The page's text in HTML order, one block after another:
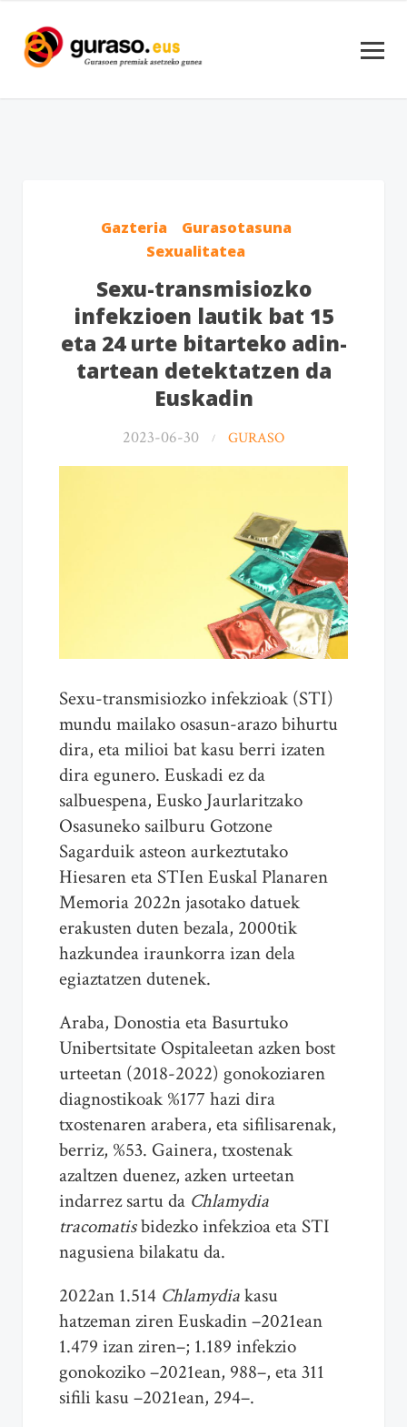
Gazteria
Gurasotasuna
Sexualitatea
Sexu-transmisiozko
infekzioen lautik bat 15
eta 24 urte bitarteko adin-
tartean detektatzen da
Euskadin
2023-06-30 GURASO
Sexu-transmisiozko infekzioak (STI)
mundu mailako osasun-arazo bihurtu
dira, eta milioi bat kasu berri izaten
dira egunero. Euskadi ez da
salbuespena, Eusko Jaurlaritzako
Osasuneko sailburu Gotzone
Sagarduik asteon aurkeztutako
Hiesaren eta STIen Euskal Planaren
Memoria 2022n jasotako datuek
erakusten duten bezala, 2000tik
hazkundea iraunkorra izan dela
egiaztatzen dutenek.
Araba, Donostia eta Basurtuko
Unibertsitate Ospitaleetan azken bost
urteetan (2018-2022) gonokoziaren
diagnostikoak %177 hazi dira
txostenaren arabera, eta sifilisarenak,
berriz, %53. Gainera, txostenak
azaltzen duenez, azken urteetan
indarrez sartu da Chlamydia
tracomatisbidezko infekzioa eta STI
nagusiena bilakatu da.
2022an 1.514 Chlamydiakasu
hatzeman ziren Euskadin –2021ean
1.479 izan ziren–; 1.189 infekzio
gonokoziko –2021ean, 988–, eta 311
sifili kasu –2021ean, 294–.